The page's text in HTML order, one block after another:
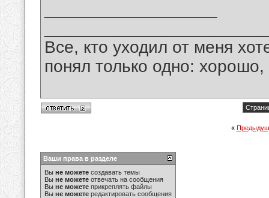
Все, кто уходил от меня
понял только одно:
«
Ваши права в разделе
Вы не можете создавать темы
Вы не можете отвечать на сообщения
Вы не можете прикреплять файлы
Вы не можете редактировать сообщения